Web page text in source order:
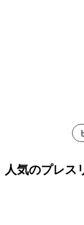
人気のプレス